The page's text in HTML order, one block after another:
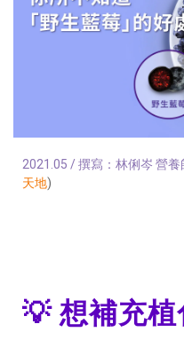
2021.05 / 撰寫：林俐岑 營養
天地)
💡 想補充